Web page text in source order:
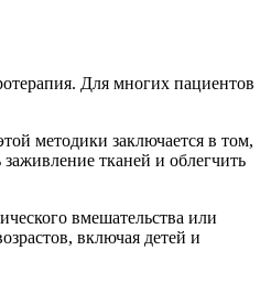
Для многих пациентов
методики заключается в том,
тканей и облегчить
вмешательства или
включая детей и